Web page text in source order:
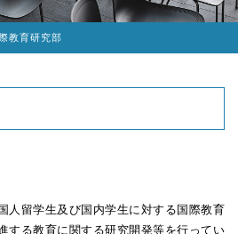
教育研究部
人留学生及び国内学生に対する国際教育
する教育に関する研究開発等を行ってい